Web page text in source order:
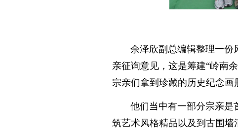
余泽欣副总编辑整理一份
亲征询意见，这是筹建“岭南
宗亲们拿到珍藏的历史纪念画
他们当中有一部分宗亲是
筑艺术风格精品以及到古围墙